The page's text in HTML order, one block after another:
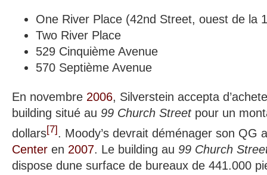
One River Place (42nd Street, ouest de la
Two River Place
529 Cinquième Avenue
570 Septième Avenue
En novembre 2006, Silverstein accepta
building situé au 99 Church Streetpour un
dollars[7]. Moody’s devrait déménager son QG
Center en 2007. Le building au 99 Church
dispose dune surface de bureaux de 441.000